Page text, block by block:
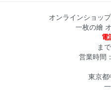
オンラインショッ
一枚の繪
電
ま
営業時間
東京都